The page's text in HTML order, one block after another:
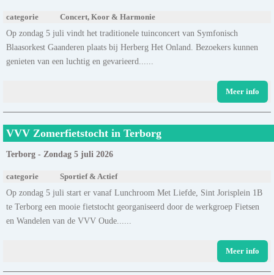
categorie Concert, Koor & Harmonie
Op zondag 5 juli vindt het traditionele tuinconcert van Symfonisch
Blaasorkest Gaanderen plaats bij Herberg Het Onland. Bezoekers kunnen
genieten van een luchtig en gevarieerd......
Meer info
VVV Zomerfietstocht in Terborg
Terborg - Zondag 5 juli 2026
categorie Sportief & Actief
Op zondag 5 juli start er vanaf Lunchroom Met Liefde, Sint Jorisplein 1B
te Terborg een mooie fietstocht georganiseerd door de werkgroep Fietsen
en Wandelen van de VVV Oude......
Meer info